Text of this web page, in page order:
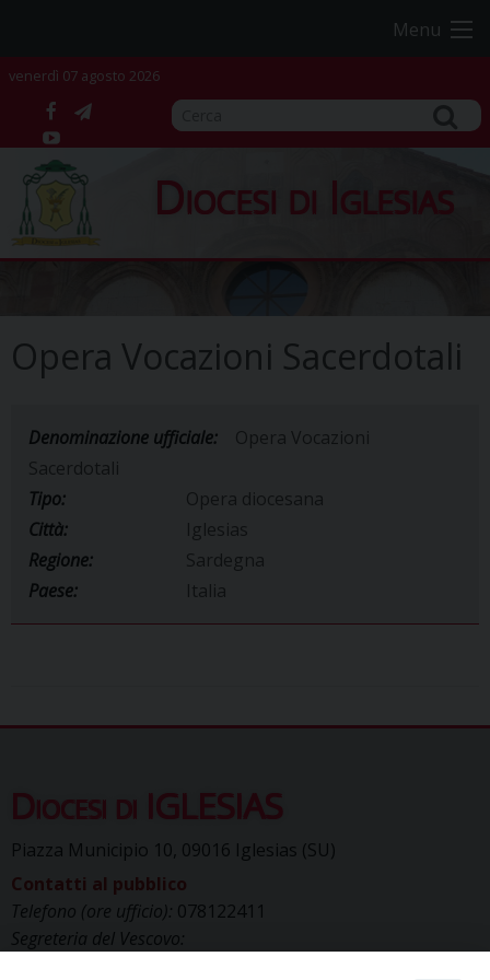
content
Menu
venerdì 07 agosto 2026
facebook
telegram
YouTube
Diocesi di Iglesias
Opera Vocazioni Sacerdotali
Denominazione ufficiale:
Opera Vocazioni
Sacerdotali
Tipo:
Opera diocesana
Città:
Iglesias
Regione:
Sardegna
Paese:
Italia
Diocesi di IGLESIAS
Piazza Municipio 10, 09016 Iglesias (SU)
Contatti al pubblico
Telefono (ore ufficio): 078122411
Segreteria del Vescovo: